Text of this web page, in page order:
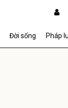
Đời sống Pháp